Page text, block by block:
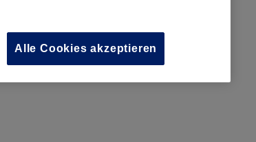
Alle Cookies akzeptieren